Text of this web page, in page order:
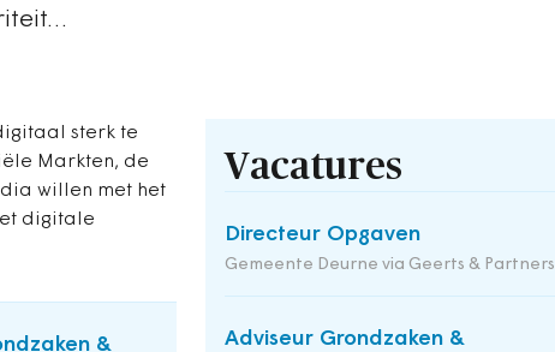
sterk te
Markten, de
willen met het
digitale
&
Vacatures
Directeur Opgaven
Gemeente Deurne via Geerts & Partners
Adviseur Grondzaken &